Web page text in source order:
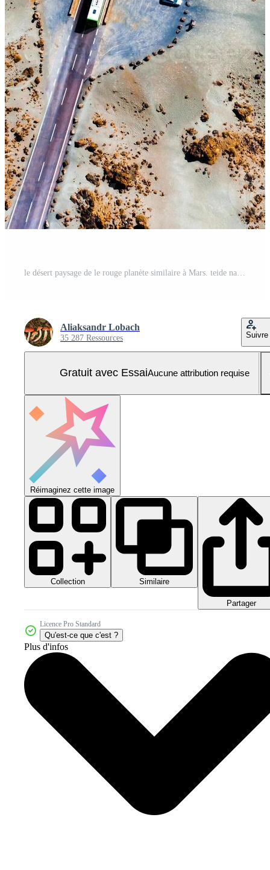
Aliaksandr Lobach
35 287 Ressources Suivre
Gratuit avec EssaiAucune attribution requise
Réimaginez cette image
Collection Similaire
Partager
Licence Pro Standard
Qu'est-ce que c'est ?
Plus d'infos